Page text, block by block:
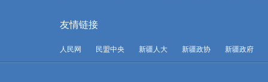
友情链接
人民网 民盟中央 新疆人大 新疆政协 新疆政府